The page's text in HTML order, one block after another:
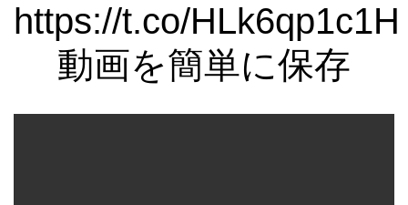
https://t.co/HLk6qp1c1H
動画を簡単に保存